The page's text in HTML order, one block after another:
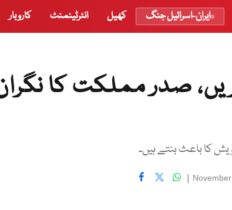
ایران-اسرائیل جنگ کھیل انٹرٹینمنٹ کاروبار
صدر مملکت کا
کا باعث بنتے ہیں۔
|